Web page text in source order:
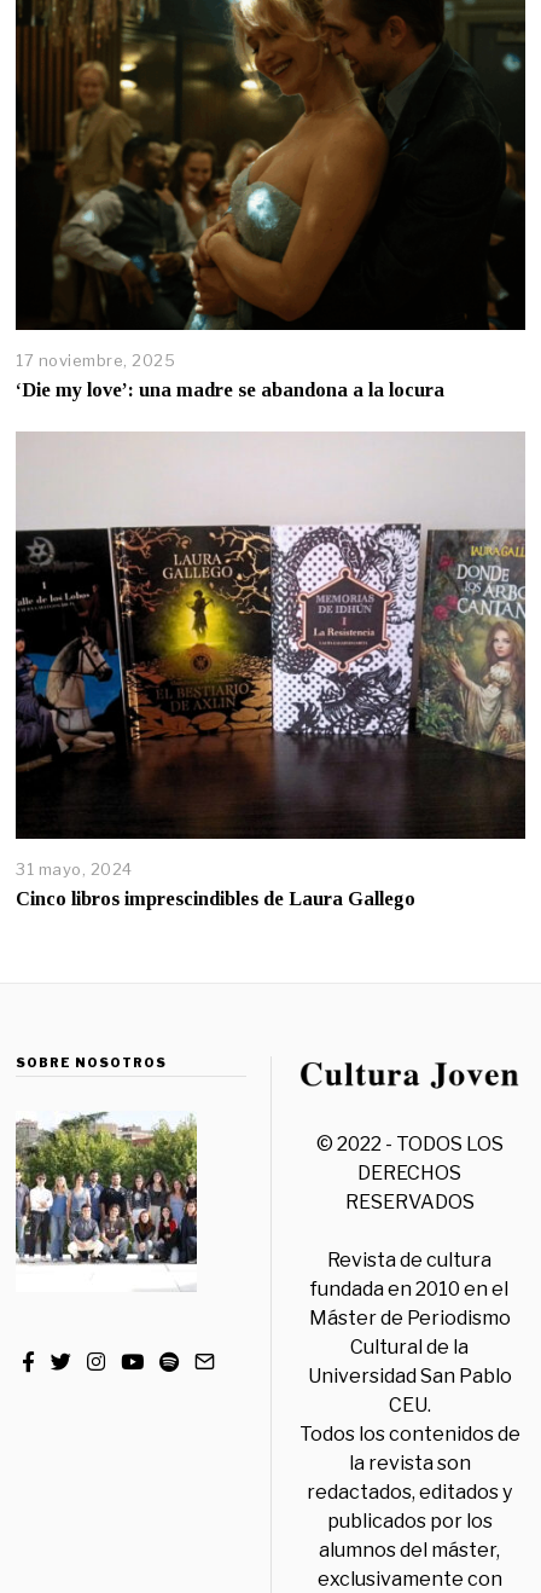
17 noviembre, 2025
‘Die my love’: una madre se abandona a la locura
31 mayo, 2024
Cinco libros imprescindibles de Laura Gallego
SOBRE NOSOTROS
© 2022 - TODOS LOS
DERECHOS
RESERVADOS
Revista de cultura
fundada en 2010 en el
Máster de Periodismo
Cultural de la
Universidad San Pablo
CEU.
Todos los contenidos de
la revista son
redactados, editados y
publicados por los
alumnos del máster,
exclusivamente con